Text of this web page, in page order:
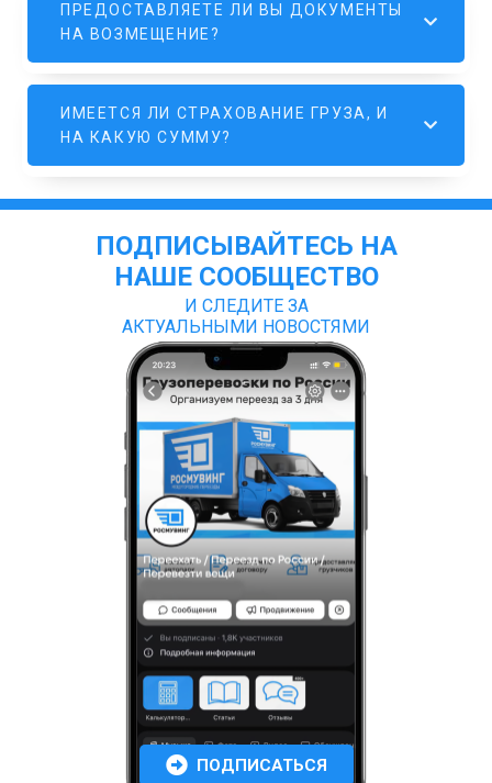
ПРЕДОСТАВЛЯЕТЕ ЛИ ВЫ ДОКУМЕНТЫ
НА ВОЗМЕЩЕНИЕ?
ИМЕЕТСЯ ЛИ СТРАХОВАНИЕ ГРУЗА, И
НА КАКУЮ СУММУ?
ПОДПИСЫВАЙТЕСЬ НА
НАШЕ СООБЩЕСТВО
И СЛЕДИТЕ ЗА
АКТУАЛЬНЫМИ НОВОСТЯМИ
ПОДПИСАТЬСЯ